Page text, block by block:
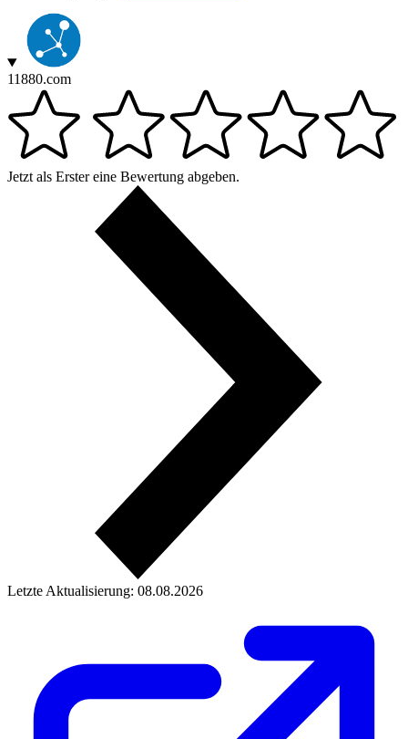
11880.com
Jetzt als Erster eine Bewertung abgeben.
Letzte Aktualisierung: 08.08.2026